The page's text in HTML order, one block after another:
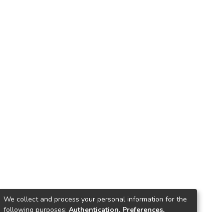
We collect and process your personal information for the
following purposes: Authentication, Preferences,